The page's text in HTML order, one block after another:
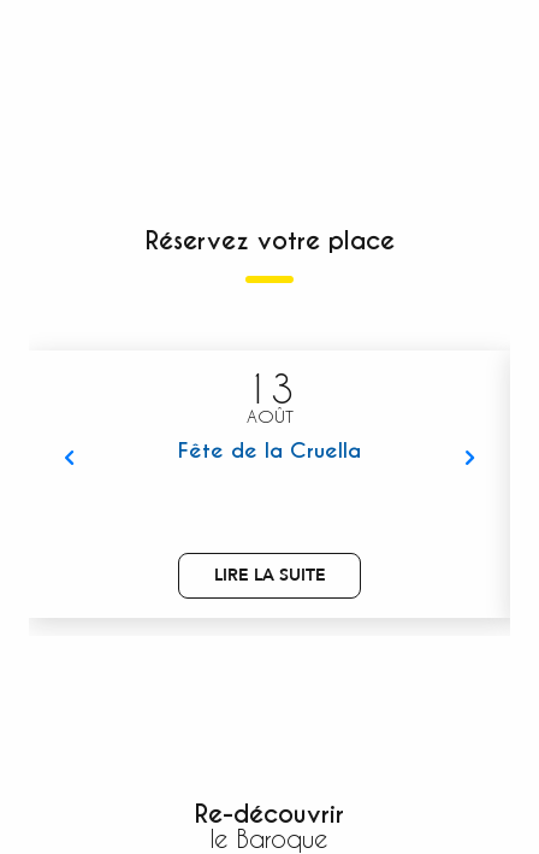
Réservez votre place
13
AOÛT
Fête de la Cruella
LIRE LA SUITE
Re-découvrir
le Baroque